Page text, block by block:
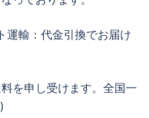
運輸：代金引換でお届け
を申し受けます。全国一